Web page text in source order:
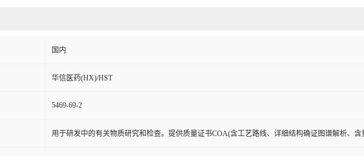
国内
华信医药(HX)/HST
5469-69-2
用于研发中的有关物质研究和检查。提供质量证书COA(含工艺路线、详细结构确证图谱解析、含